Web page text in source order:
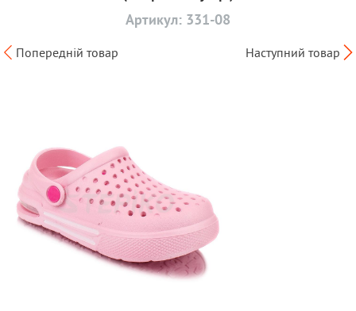
Артикул: 331-08
Попередній товар Наступний товар